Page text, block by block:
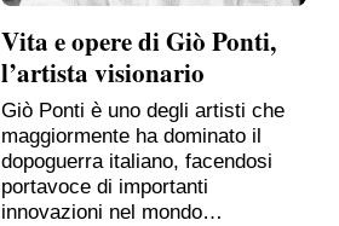
Vita e opere di Giò Ponti,
l’artista visionario
Giò Ponti è uno degli artisti che
maggiormente ha dominato il
dopoguerra italiano, facendosi
portavoce di importanti
innovazioni nel mondo…